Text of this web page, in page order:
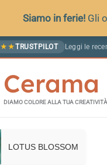
Siamo in ferie! Gli
★ ★TRUSTPILOT Leggi le
Cerama
DIAMO COLORE ALLA TUA CREATIVITÀ
LOTUS BLOSSOM